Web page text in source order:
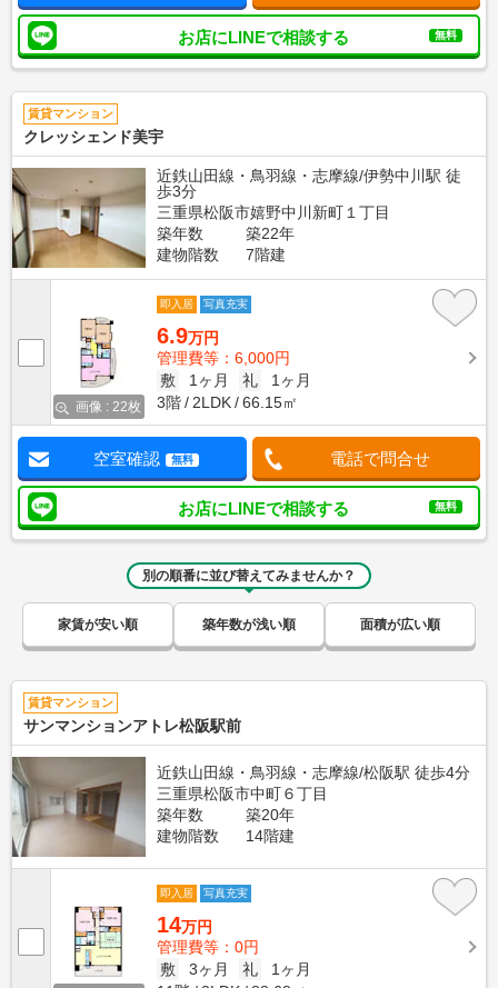
お店にLINEで相談する 無料
賃貸マンション
クレッシェンド美宇
近鉄山田線・鳥羽線・志摩線/伊勢中川駅 徒
歩3分
三重県松阪市嬉野中川新町１丁目
築年数
築22年
建物階数
7階建
画像 : 22枚
即入居 写真充実
6.9万円
管理費等：6,000円
敷
1ヶ月 礼
1ヶ月
3階
2LDK 66.15㎡
空室確認 無料 電話で問合せ
お店にLINEで相談する 無料
別の順番に並び替えてみませんか？
家賃が安い順 築年数が浅い順 面積が広い順
賃貸マンション
サンマンションアトレ松阪駅前
近鉄山田線・鳥羽線・志摩線/松阪駅 徒歩4分
三重県松阪市中町６丁目
築年数
築20年
建物階数
14階建
即入居 写真充実
14万円
管理費等：0円
敷
3ヶ月 礼
1ヶ月